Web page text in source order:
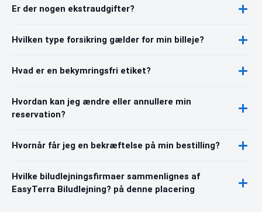
Er der nogen ekstraudgifter?
Hvilken type forsikring gælder for min billeje?
Hvad er en bekymringsfri etiket?
Hvordan kan jeg ændre eller annullere min
reservation?
Hvornår får jeg en bekræftelse på min bestilling?
Hvilke biludlejningsfirmaer sammenlignes af
EasyTerra Biludlejning? på denne placering